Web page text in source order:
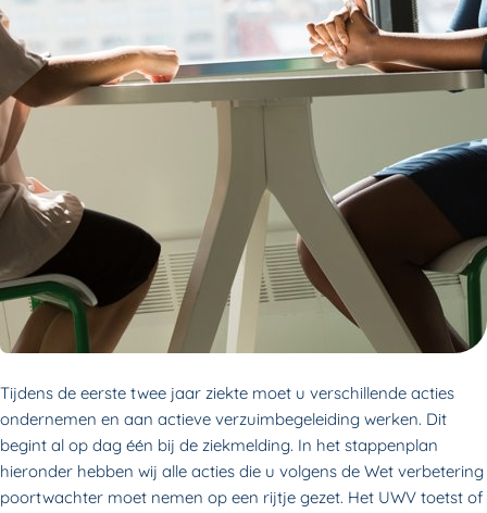
Tijdens de eerste twee jaar ziekte moet u verschillende acties
ondernemen en aan actieve verzuimbegeleiding werken. Dit
begint al op dag één bij de ziekmelding. In het stappenplan
hieronder hebben wij alle acties die u volgens de Wet verbetering
poortwachter moet nemen op een rijtje gezet. Het UWV toetst of